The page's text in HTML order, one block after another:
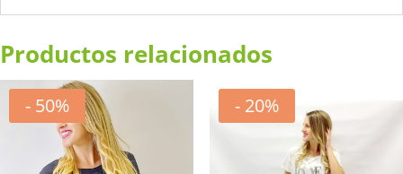
Productos relacionados
- 50% - 20%